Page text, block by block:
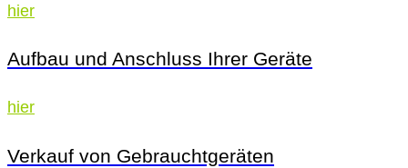
hier
Aufbau und Anschluss Ihrer Geräte
hier
Verkauf von Gebrauchtgeräten